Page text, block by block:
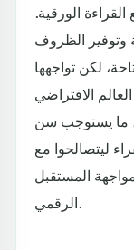
الورقية.
وتوفير الظروف
لكن تواجهها
الافتراضي
ما يستوجب سن
ليتصالحوا مع
المستقبل
الرقمي.